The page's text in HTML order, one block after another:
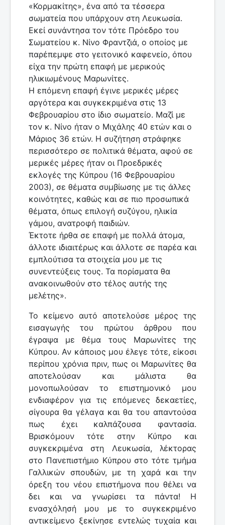
«Κορμακίτης», ένα από τα τέσσερα
σωματεία που υπάρχουν στη Λευκωσία.
Εκεί συνάντησα τον τότε Πρόεδρο του
Σωματείου κ. Νίνο Φραντζιά, ο οποίος με
παρέπεμψε στο γειτονικό καφενείο, όπου
είχα την πρώτη επαφή με μερικούς
ηλικιωμένους Μαρωνίτες.
Η επόμενη επαφή έγινε μερικές μέρες
αργότερα και συγκεκριμένα στις 13
Φεβρουαρίου στο ίδιο σωματείο. Μαζί με
τον κ. Νίνο ήταν ο Μιχάλης 40 ετών και ο
Μάριος 36 ετών. Η συζήτηση στράφηκε
περισσότερο σε πολιτικά θέματα, αφού σε
μερικές μέρες ήταν οι Προεδρικές
εκλογές της Κύπρου (16 Φεβρουαρίου
2003), σε θέματα συμβίωσης με τις άλλες
κοινότητες, καθώς και σε πιο προσωπικά
θέματα, όπως επιλογή συζύγου, ηλικία
γάμου, ανατροφή παιδιών.
Έκτοτε ήρθα σε επαφή με πολλά άτομα,
άλλοτε ιδιαιτέρως και άλλοτε σε παρέα και
εμπλούτισα τα στοιχεία μου με τις
συνεντεύξεις τους. Τα πορίσματα θα
ανακοινωθούν στο τέλος αυτής της
μελέτης».
Το κείμενο αυτό αποτελούσε μέρος της
εισαγωγής του πρώτου άρθρου που
έγραψα με θέμα τους Μαρωνίτες της
Κύπρου. Αν κάποιος μου έλεγε τότε, είκοσι
περίπου χρόνια πριν, πως οι Μαρωνίτες θα
αποτελούσαν και μάλιστα θα
μονοπωλούσαν το επιστημονικό μου
ενδιαφέρον για τις επόμενες δεκαετίες,
σίγουρα θα γέλαγα και θα του απαντούσα
πως έχει καλπάζουσα φαντασία.
Βρισκόμουν τότε στην Κύπρο και
συγκεκριμένα στη Λευκωσία, λέκτορας
στο Πανεπιστήμιο Κύπρου στο τότε τμήμα
Γαλλικών σπουδών, με τη χαρά και την
όρεξη του νέου επιστήμονα που θέλει να
δει και να γνωρίσει τα πάντα! Η
ενασχόλησή μου με το συγκεκριμένο
αντικείμενο ξεκίνησε εντελώς τυχαία και